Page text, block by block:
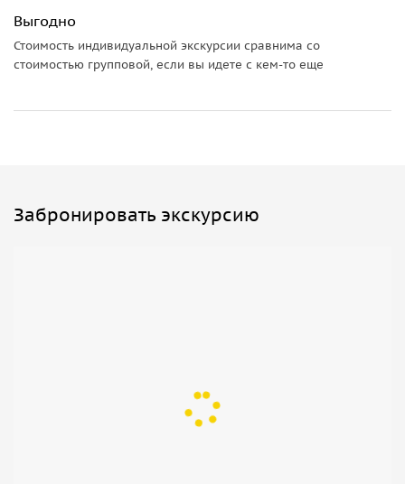
Выгодно
Стоимость индивидуальной экскурсии сравнима со
стоимостью групповой, если вы идете с кем-то еще
Забронировать экскурсию